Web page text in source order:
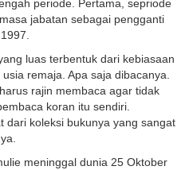
periode. Pertama, sepriode
jabatan sebagai pengganti
luas terbentuk dari kebiasaan
remaja. Apa saja dibacanya.
rajin membaca agar tidak
koran itu sendiri.
dari koleksi bukunya yang sangat
meninggal dunia 25 Oktober